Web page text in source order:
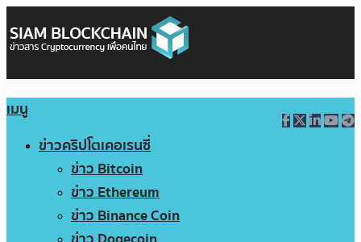
เมนู
ข่าวคริปโตเคอเรนซี่
ข่าว Bitcoin
ข่าว Ethereum
ข่าว Binance Coin